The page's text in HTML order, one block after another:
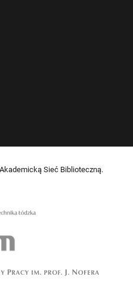
Sieć Biblioteczną.